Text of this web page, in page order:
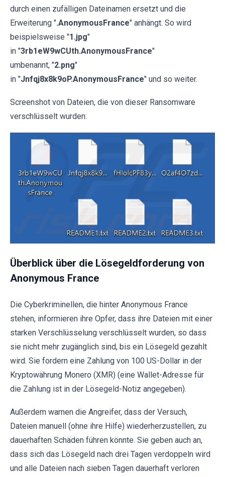
durch einen zufälligen Dateinamen ersetzt und die
Erweiterung ".AnonymousFrance" anhängt. So wird
beispielsweise "1.jpg"
in "3rb1eW9wCUth.AnonymousFrance"
umbenannt, "2.png"
in "Jnfqj8x8k9oP.AnonymousFrance" und so weiter.
Screenshot von Dateien, die von dieser Ransomware
verschlüsselt wurden:
Überblick über die Lösegeldforderung von
Anonymous France
Die Cyberkriminellen, die hinter Anonymous France
stehen, informieren ihre Opfer, dass ihre Dateien mit einer
starken Verschlüsselung verschlüsselt wurden, so dass
sie nicht mehr zugänglich sind, bis ein Lösegeld gezahlt
wird. Sie fordern eine Zahlung von 100 US-Dollar in der
Kryptowährung Monero (XMR) (eine Wallet-Adresse für
die Zahlung ist in der Lösegeld-Notiz angegeben).
Außerdem warnen die Angreifer, dass der Versuch,
Dateien manuell (ohne ihre Hilfe) wiederherzustellen, zu
dauerhaften Schäden führen könnte. Sie geben auch an,
dass sich das Lösegeld nach drei Tagen verdoppeln wird
und alle Dateien nach sieben Tagen dauerhaft verloren